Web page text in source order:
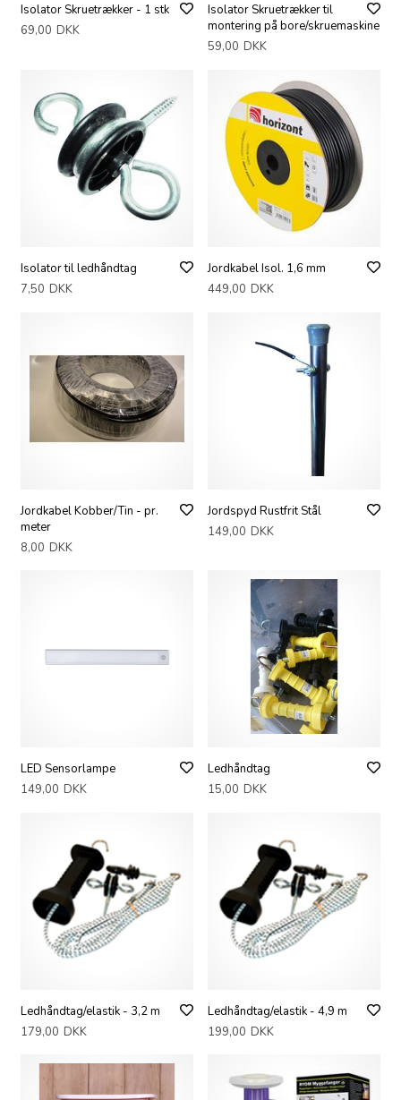
Isolator Skruetrækker - 1 stk
69,00 DKK
Isolator Skruetrækker til
montering på bore/skruemaskine
59,00 DKK
Isolator til ledhåndtag
7,50 DKK
Jordkabel Isol. 1,6 mm
449,00 DKK
Jordkabel Kobber/Tin - pr.
meter
8,00 DKK
Jordspyd Rustfrit Stål
149,00 DKK
LED Sensorlampe
149,00 DKK
Ledhåndtag
15,00 DKK
Ledhåndtag/elastik - 3,2 m
179,00 DKK
Ledhåndtag/elastik - 4,9 m
199,00 DKK